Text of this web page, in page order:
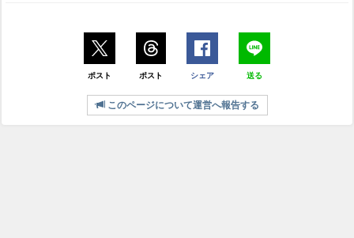
ポスト ポスト シェア 送る
このページについて運営へ報告する